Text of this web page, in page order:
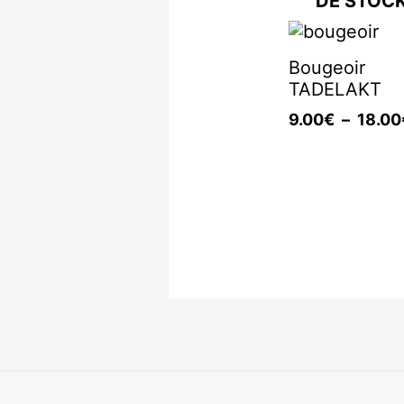
Bougeoir
TADELAKT
9.00€ – 18.00